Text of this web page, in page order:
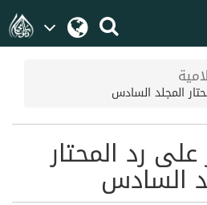
المجلد السادس
رد المحتار
السادس